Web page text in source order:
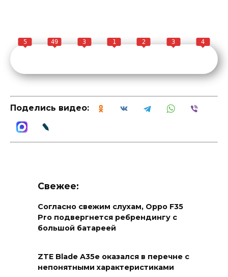
5 49 3 1 2 3 4
Поделись видео:
Свежее:
Согласно свежим слухам, Oppo F35
Pro подвергнется ребрендингу с
большой батареей
ZTE Blade A35e оказался в перечне с
непонятными характеристиками